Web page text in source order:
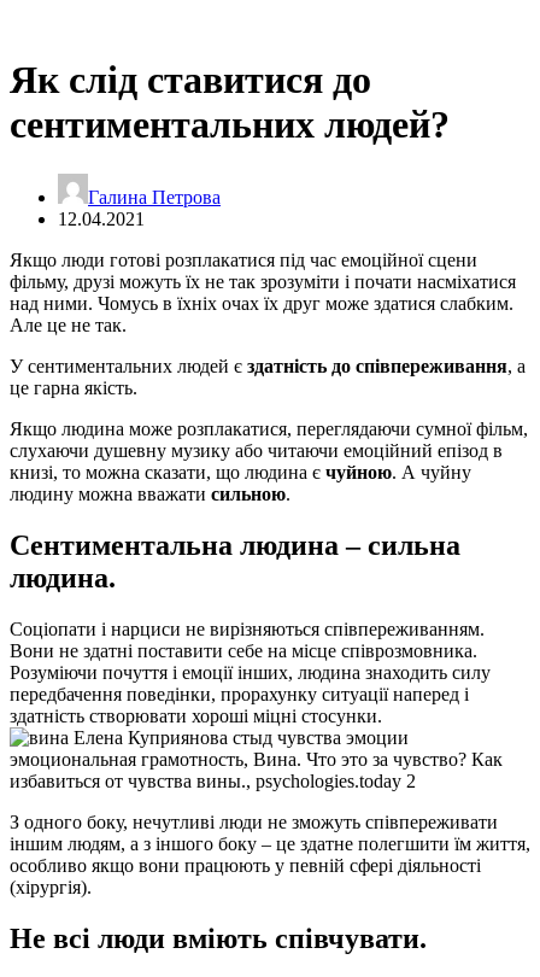
Як слід ставитися до
сентиментальних людей?
Галина Петрова
12.04.2021
Якщо люди готові розплакатися під час емоційної сцени
фільму, друзі можуть їх не так зрозуміти і почати насміхатися
над ними. Чомусь в їхніх очах їх друг може здатися слабким.
Але це не так.
У сентиментальних людей є здатність до співпереживання, а
це гарна якість.
Якщо людина може розплакатися, переглядаючи сумної фільм,
слухаючи душевну музику або читаючи емоційний епізод в
книзі, то можна сказати, що людина є чуйною. А чуйну
людину можна вважати сильною.
Сентиментальна людина – сильна
людина.
Соціопати і нарциси не вирізняються співпереживанням.
Вони не здатні поставити себе на місце співрозмовника.
Розуміючи почуття і емоції інших, людина знаходить силу
передбачення поведінки, прорахунку ситуації наперед і
здатність створювати хороші міцні стосунки.
З одного боку, нечутливі люди не зможуть співпереживати
іншим людям, а з іншого боку – це здатне полегшити їм життя,
особливо якщо вони працюють у певній сфері діяльності
(хірургія).
Не всі люди вміють співчувати.